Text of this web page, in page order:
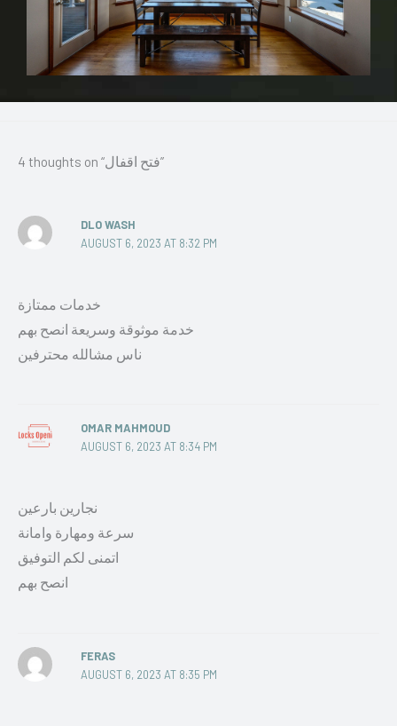
4 thoughts on “فتح اقفال”
DLO WASH
AUGUST 6, 2023 AT 8:32 PM
خدمات ممتازة
خدمة موثوقة وسريعة انصح بهم
ناس مشالله محترفين
OMAR MAHMOUD
AUGUST 6, 2023 AT 8:34 PM
نجارين بارعين
سرعة ومهارة وامانة
اتمنى لكم التوفيق
انصح بهم
FERAS
AUGUST 6, 2023 AT 8:35 PM